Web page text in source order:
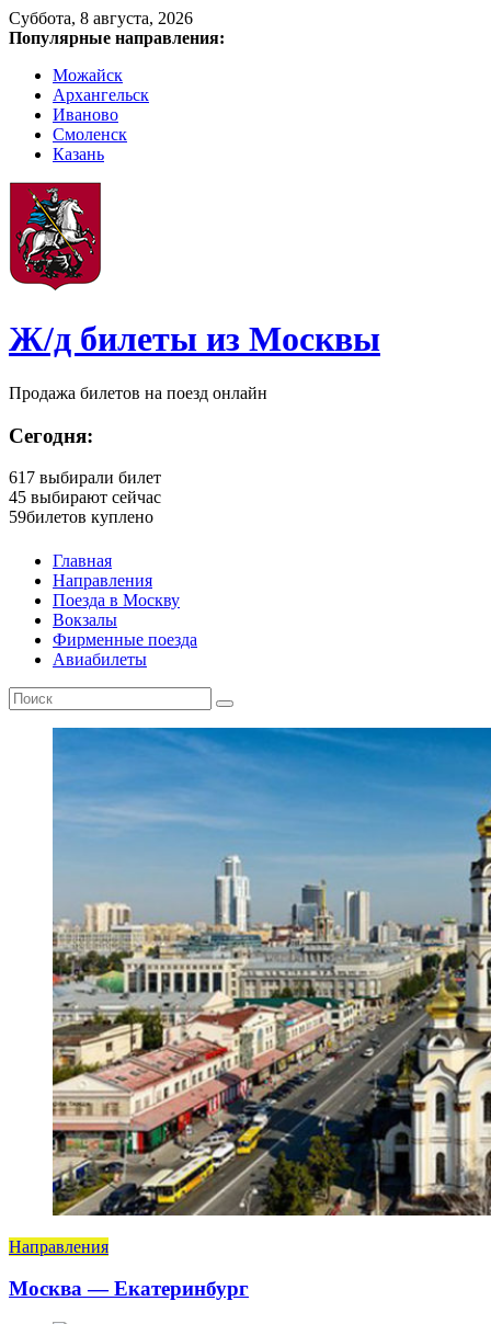
Суббота, 8 августа, 2026
Популярные направления:
Можайск
Архангельск
Иваново
Смоленск
Казань
Ж/д билеты из Москвы
Продажа билетов на поезд онлайн
Сегодня:
617 выбирали билет
45 выбирают сейчас
59билетов куплено
Главная
Направления
Поезда в Москву
Вокзалы
Фирменные поезда
Авиабилеты
Направления
Москва — Екатеринбург